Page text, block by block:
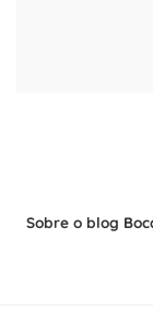
Sobre o blog